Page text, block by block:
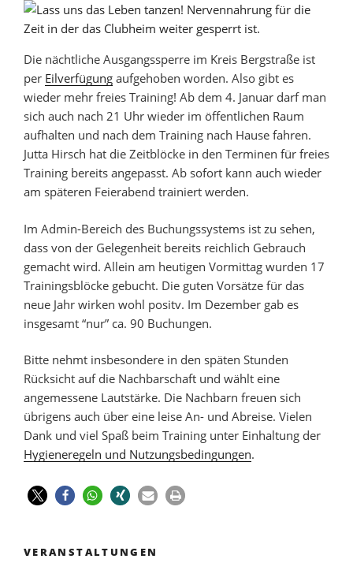
Die nächtliche Ausgangssperre im Kreis Bergstraße ist
per Eilverfügung aufgehoben worden. Also gibt es
wieder mehr freies Training! Ab dem 4. Januar darf man
sich auch nach 21 Uhr wieder im öffentlichen Raum
aufhalten und nach dem Training nach Hause fahren.
Jutta Hirsch hat die Zeitblöcke in den Terminen für freies
Training bereits angepasst. Ab sofort kann auch wieder
am späteren Feierabend trainiert werden.
Im Admin-Bereich des Buchungssystems ist zu sehen,
dass von der Gelegenheit bereits reichlich Gebrauch
gemacht wird. Allein am heutigen Vormittag wurden 17
Trainingsblöcke gebucht. Die guten Vorsätze für das
neue Jahr wirken wohl positv. Im Dezember gab es
insgesamt “nur” ca. 90 Buchungen.
Bitte nehmt insbesondere in den späten Stunden
Rücksicht auf die Nachbarschaft und wählt eine
angemessene Lautstärke. Die Nachbarn freuen sich
übrigens auch über eine leise An- und Abreise. Vielen
Dank und viel Spaß beim Training unter Einhaltung der
Hygieneregeln und Nutzungsbedingungen.
VERANSTALTUNGEN